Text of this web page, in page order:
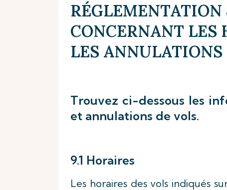
CONCERNANT LES
LES ANNULATIONS
Trouvez ci-dessous les
et annulations de vols.
9.1 Horaires
Les horaires des vols indiqués